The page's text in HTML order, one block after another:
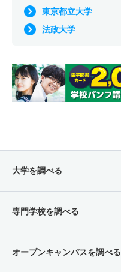
東京都立大学
法政大学
大学を調べる
専門学校を調べる
オープンキャンパスを調べる